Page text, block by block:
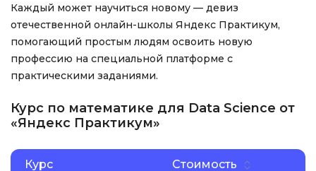
Каждый может научиться новому — девиз
отечественной онлайн-школы Яндекс Практикум,
помогающий простым людям освоить новую
профессию на специальной платформе с
практическими заданиями.
Курс по математике для Data Science от
«Яндекс Практикум»
Курс Стоимость